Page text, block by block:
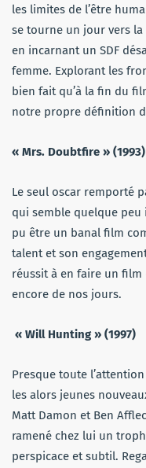
les limites de l’être
se tourne un jour vers la
en incarnant un SDF
femme. Explorant les
bien fait qu’à la fin du
notre propre définition
« Mrs. Doubtfire » (1993)
Le seul oscar remporté
qui semble quelque peu
pu être un banal film
talent et son
réussit à en faire un
encore de nos jours.
« Will Hunting » (1997)
Presque toute
les alors jeunes
Matt Damon et Ben
ramené chez lui un
perspicace et subtil.